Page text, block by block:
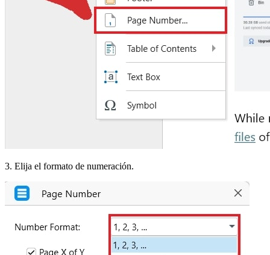
3. Elija el formato de numeración.